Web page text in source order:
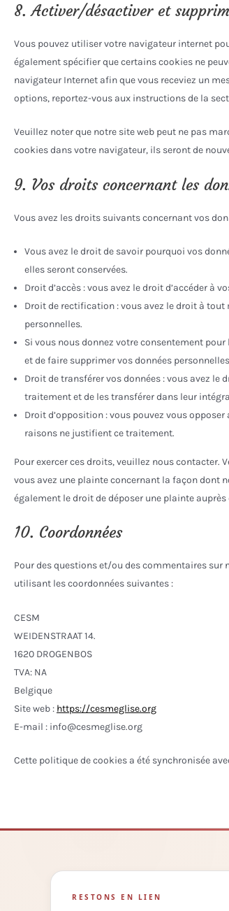
8. Activer/désactiver et
Vous pouvez utiliser votre navigateur internet
également spécifier que certains cookies ne
navigateur Internet afin que vous receviez un
options, reportez-vous aux instructions de la
Veuillez noter que notre site web peut ne pas
cookies dans votre navigateur, ils seront de
9. Vos droits concernant les
Vous avez les droits suivants concernant vos
Vous avez le droit de savoir pourquoi vos
elles seront conservées.
Droit d’accès : vous avez le droit d’accéder à
Droit de rectification : vous avez le droit à
personnelles.
Si vous nous donnez votre consentement
et de faire supprimer vos données
Droit de transférer vos données : vous avez le
traitement et de les transférer dans leur
Droit d’opposition : vous pouvez vous
raisons ne justifient ce traitement.
Pour exercer ces droits, veuillez nous contacter.
vous avez une plainte concernant la façon dont
également le droit de déposer une plainte
10. Coordonnées
Pour des questions et/ou des commentaires
utilisant les coordonnées suivantes :
CESM
WEIDENSTRAAT 14.
1620 DROGENBOS
TVA: NA
Belgique
Site web : https://cesmeglise.org
E-mail : info@cesmeglise.org
Cette politique de cookies a été synchronisée
RESTONS EN LIEN